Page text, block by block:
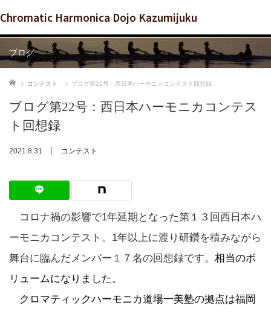
Chromatic Harmonica Dojo Kazumijuku
ブログ
ホーム コンテスト ブログ第22号：西日本ハーモニカコンテスト回想録
ブログ第22号：西日本ハーモニカコンテス
ト回想録
2021.8.31 コンテスト
コロナ禍の影響で1年延期となった第１３回西日本ハ
ーモニカコンテスト。1年以上に渡り研鑽を積みながら
舞台に臨んだメンバー１７名の回想録です。 相当のボ
リュームになりました。
クロマティックハーモニカ道場一美塾の拠点は福岡